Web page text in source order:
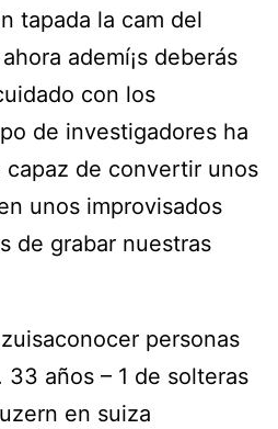
tapada la cam del
ademí¡s deberás
con los
de investigadores ha
capaz de convertir unos
unos improvisados
de grabar nuestras
personas
años – 1 de solteras
en suiza